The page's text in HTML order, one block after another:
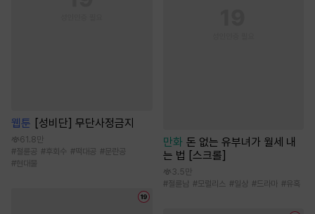
웹툰 [성비단] 무단사정금지
61.8만
#절륜공 #후회수 #떡대공 #문란공
#현대물
만화 돈 없는 유부녀가 월세 내
는 법 [스크롤]
3.5만
#절륜남 #모럴리스 #일상 #드라마 #유혹